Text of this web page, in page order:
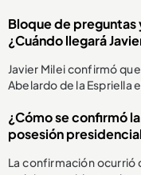
Bloque de preguntas
¿Cuándo llegará
Javier Milei confirmó
Abelardo de la Espriella
¿Cómo se confirmó
posesión
La confirmación ocurrió